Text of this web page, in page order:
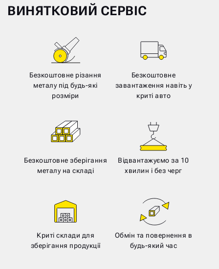
ВИНЯТКОВИЙ СЕРВІС
Безкоштовне різання
металу під будь-які
розміри
Безкоштовне
завантаження навіть у
криті авто
Безкоштовне зберігання
металу на складі
Відвантажуємо за 10
хвилин і без черг
Криті склади для
зберігання продукції
Обмін та повернення в
будь-який час